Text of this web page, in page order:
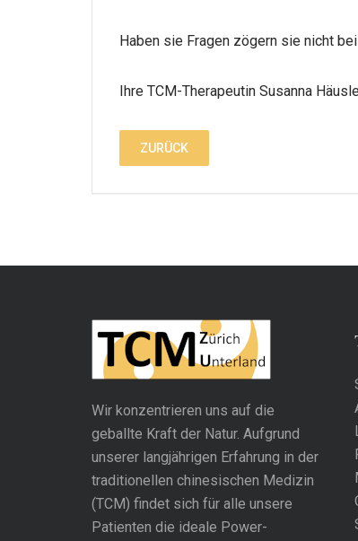
Haben sie Fragen zögern sie nicht
Ihre TCM-Therapeutin Susanna
ZURÜCK
Wir konzentrieren uns auf die
geballte Kraft der Natur. Aufgrund
unserer langjährigen Erfahrung in der
traditionellen chinesischen Medizin
(TCM) findet sich für alle unsere
Patienten die ideale Power-